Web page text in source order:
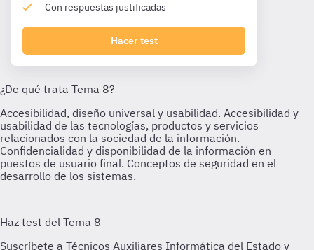
Con respuestas justificadas
Hacer test